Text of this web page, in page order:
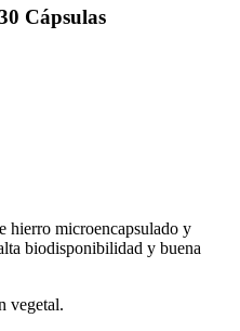
Cápsulas
hierro microencapsulado y
biodisponibilidad y buena
vegetal.